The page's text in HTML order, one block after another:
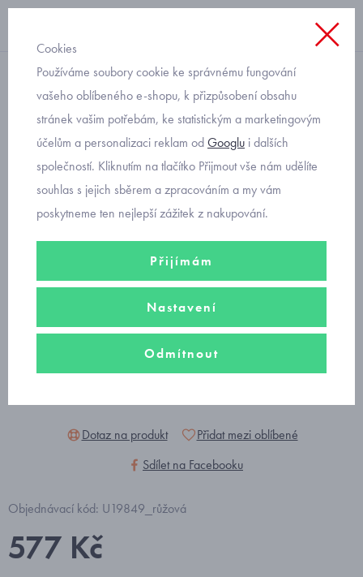
teplé, sametové
sametový overal růžový s
medvídky Mayoral 2740-38
Dotaz na produkt
Přidat mezi oblíbené
Sdílet na Facebooku
Objednávací kód: U19849_růžová
577 Kč
Cookies
Používáme soubory cookie ke správnému fungování
vašeho oblíbeného e-shopu, k přizpůsobení obsahu
stránek vašim potřebám, ke statistickým a marketingovým
účelům a personalizaci reklam odGooglu i dalších
společností. Kliknutím na tlačítko Přijmout vše nám udělíte
souhlas s jejich sběrem a zpracováním a my vám
poskytneme ten nejlepší zážitek z nakupování.
Přijímám
Nastavení
Odmítnout